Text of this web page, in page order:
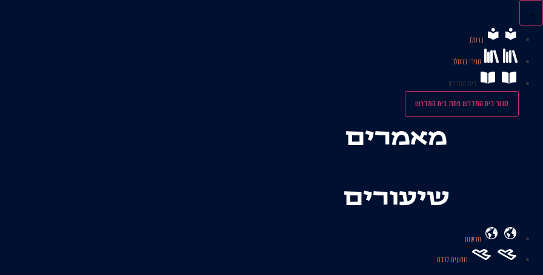
לתוכן
ברסלב
ספרי ברסלב
בית המדרש
סגור בית המדרשפתח בית המדרש
מאמרים
שיעורים
חדשות
נוסעים לרבנו